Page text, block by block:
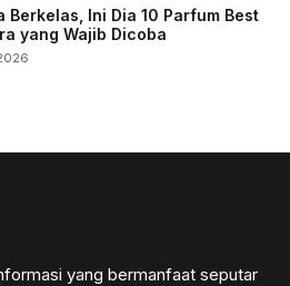
Berkelas, Ini Dia 10 Parfum Best
yang Wajib Dicoba
yang bermanfaat seputar